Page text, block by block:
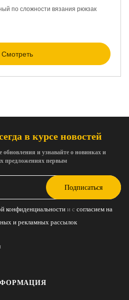
по сложности вязания рюкзак
Смотреть
в курсе новостей
и узнавайте о новинках и
предложениях первым
Подписаться
конфиденциальности и с согласием на
и рекламных рассылок